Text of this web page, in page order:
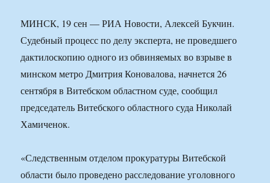
МИНСК, 19 сен — РИА Новости, Алексей Букчин.
Судебный процесс по делу эксперта, не проведшего
дактилоскопию одного из обвиняемых во взрыве в
минском метро Дмитрия Коновалова, начнется 26
сентября в Витебском областном суде, сообщил
председатель Витебского областного суда Николай
Хамиченок.
«Следственным отделом прокуратуры Витебской
области было проведено расследование уголовного